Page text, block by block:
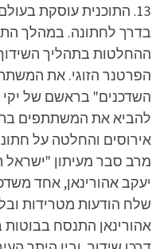
13. התוכנית עוסקת
בדרך לחתונה. במהלך
ההחלטות בתהליך
הפרטנר הזוגי. את
השדכנים" בראשם של יקי
להביא את המשתתפים
אירוסים והחלטה על
מרב סבר מעיתון "ישראל
יעקב אהורינאן, אחד
שלח הודעות מטרידות
אהורינאן התנסח